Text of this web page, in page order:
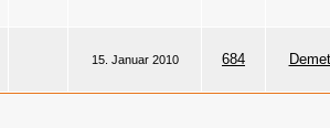
15. Januar 2010 684